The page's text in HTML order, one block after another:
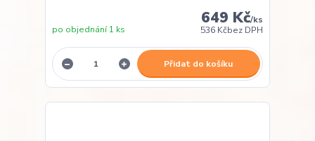
649 Kč/ks
536 Kčbez DPH
po objednání 1 ks
Přidat do košíku